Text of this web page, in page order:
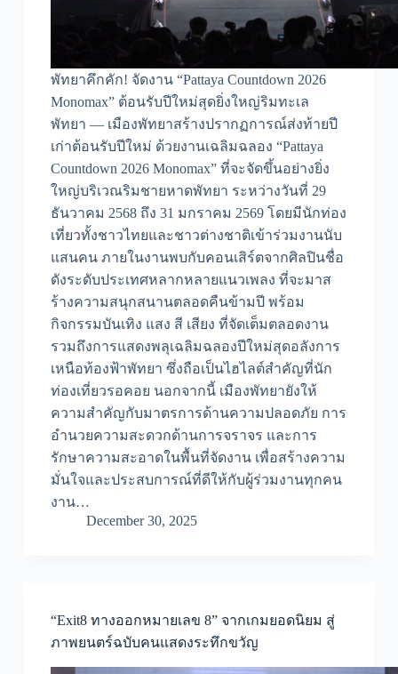
พัทยาคึกคัก! จัดงาน “Pattaya Countdown 2026
Monomax” ต้อนรับปีใหม่สุดยิ่งใหญ่ริมทะเล
พัทยา — เมืองพัทยาสร้างปรากฏการณ์ส่งท้ายปี
เก่าต้อนรับปีใหม่ ด้วยงานเฉลิมฉลอง “Pattaya
Countdown 2026 Monomax” ที่จะจัดขึ้นอย่างยิ่ง
ใหญ่บริเวณริมชายหาดพัทยา ระหว่างวันที่ 29
ธันวาคม 2568 ถึง 31 มกราคม 2569 โดยมีนักท่อง
เที่ยวทั้งชาวไทยและชาวต่างชาติเข้าร่วมงานนับ
แสนคน ภายในงานพบกับคอนเสิร์ตจากศิลปินชื่อ
ดังระดับประเทศหลากหลายแนวเพลง ที่จะมาส
ร้างความสนุกสนานตลอดคืนข้ามปี พร้อม
กิจกรรมบันเทิง แสง สี เสียง ที่จัดเต็มตลอดงาน
รวมถึงการแสดงพลุเฉลิมฉลองปีใหม่สุดอลังการ
เหนือท้องฟ้าพัทยา ซึ่งถือเป็นไฮไลต์สำคัญที่นัก
ท่องเที่ยวรอคอย นอกจากนี้ เมืองพัทยายังให้
ความสำคัญกับมาตรการด้านความปลอดภัย การ
อำนวยความสะดวกด้านการจราจร และการ
รักษาความสะอาดในพื้นที่จัดงาน เพื่อสร้างความ
มั่นใจและประสบการณ์ที่ดีให้กับผู้ร่วมงานทุกคน
งาน…
December 30, 2025
“Exit8 ทางออกหมายเลข 8” จากเกมยอดนิยม สู่
ภาพยนตร์ฉบับคนแสดงระทึกขวัญ